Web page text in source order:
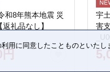
和8年熊本地震 災
礼品なし】
宇
害
用に同意したことものといたし